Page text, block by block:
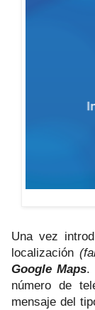
Una vez
localización
Google Maps.
número de
mensaje del